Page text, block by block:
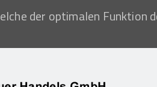
der optimalen